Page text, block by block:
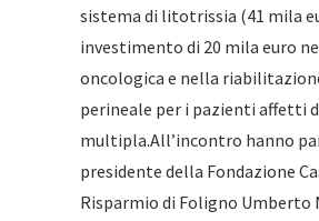
sistema di litotrissia (41 mila
investimento di 20 mila euro
oncologica e nella
perineale per i pazienti affetti
multipla.All’incontro hanno
presidente della Fondazione
Risparmio di Foligno Umberto